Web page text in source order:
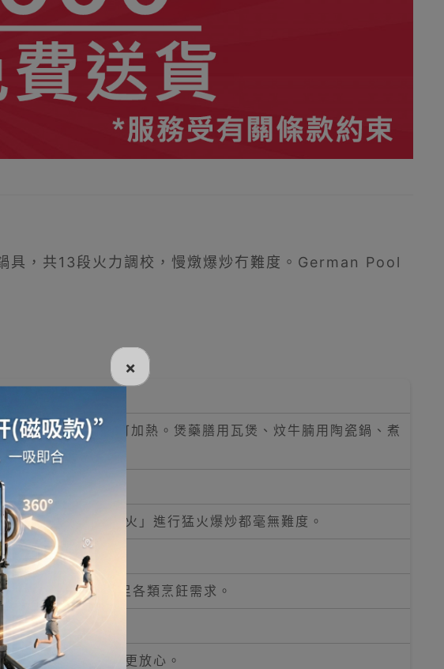
，共13段火力調校，慢燉爆炒冇難度。German Pool
要是耐熱鍋具均可加熱。煲藥膳用瓦煲、炆牛腩用陶瓷鍋、煮
雙環高功率「武火」進行猛火爆炒都毫無難度。
炒都能駕馭，滿足各類烹飪需求。
波或幅射，使用時更放心。
×